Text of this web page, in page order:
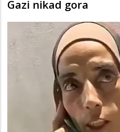
Gazi nikad gora